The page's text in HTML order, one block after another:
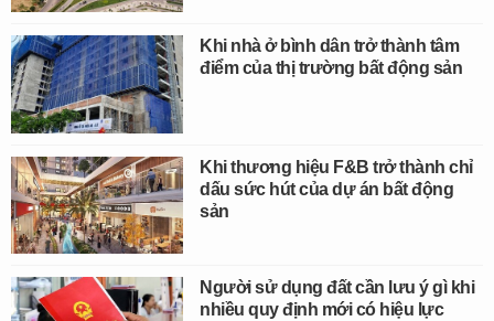
Khi nhà ở bình dân trở thành tâm
điểm của thị trường bất động sản
Khi thương hiệu F&B trở thành chỉ
dấu sức hút của dự án bất động
sản
Người sử dụng đất cần lưu ý gì khi
nhiều quy định mới có hiệu lực